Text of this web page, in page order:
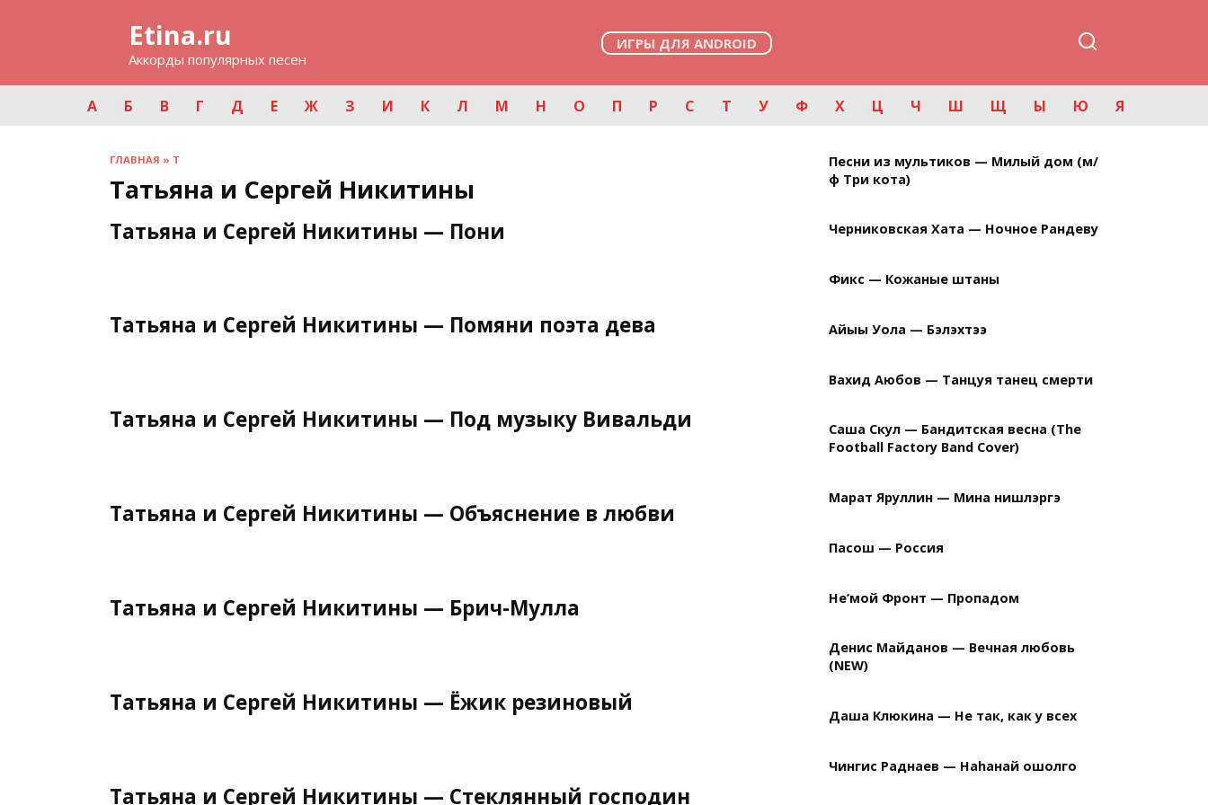
Etina.ru
Аккорды популярных песен
ИГРЫ ДЛЯ ANDROID
А Б В Г Д Е Ж З И К Л М Н О П Р С Т У Ф Х Ц Ч Ш Щ Ы Ю Я
ГЛАВНАЯ » Т
Татьяна и Сергей Никитины
Татьяна и Сергей Никитины — Пони
Татьяна и Сергей Никитины — Помяни поэта дева
Татьяна и Сергей Никитины — Под музыку Вивальди
Татьяна и Сергей Никитины — Объяснение в любви
Татьяна и Сергей Никитины — Брич-Мулла
Татьяна и Сергей Никитины — Ёжик резиновый
Татьяна и Сергей Никитины — Стеклянный господин
Песни из мультиков — Милый дом (м/
ф Три кота)
Черниковская Хата — Ночное Рандеву
Фикс — Кожаные штаны
Айыы Уола — Бэлэхтээ
Вахид Аюбов — Танцуя танец смерти
Саша Скул — Бандитская весна (The
Football Factory Band Cover)
Марат Яруллин — Мина нишлэргэ
Пасош — Россия
Не’мой Фронт — Пропадом
Денис Майданов — Вечная любовь
(NEW)
Даша Клюкина — Не так, как у всех
Чингис Раднаев — Наhанай ошолго